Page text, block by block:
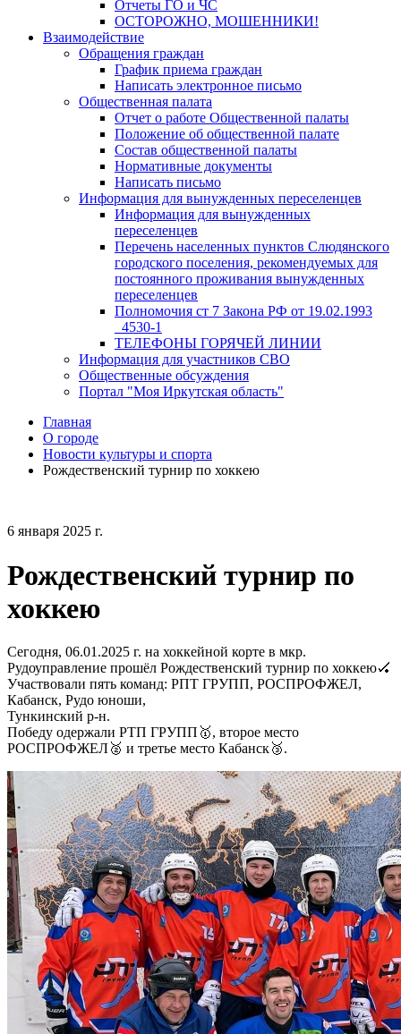
Отчеты ГО и ЧС
ОСТОРОЖНО, МОШЕННИКИ!
Взаимодействие
Обращения граждан
График приема граждан
Написать электронное письмо
Общественная палата
Отчет о работе Общественной палаты
Положение об общественной палате
Состав общественной палаты
Нормативные документы
Написать письмо
Информация для вынужденных переселенцев
Информация для вынужденных
переселенцев
Перечень населенных пунктов Слюдянского
городского поселения, рекомендуемых для
постоянного проживания вынужденных
переселенцев
Полномочия ст 7 Закона РФ от 19.02.1993
_4530-1
ТЕЛЕФОНЫ ГОРЯЧЕЙ ЛИНИИ
Информация для участников СВО
Общественные обсуждения
Портал "Моя Иркутская область"
Главная
О городе
Новости культуры и спорта
Рождественский турнир по хоккею
6 января 2025 г.
Рождественский турнир по
хоккею
Сегодня, 06.01.2025 г. на хоккейной корте в мкр.
Рудоуправление прошёл Рождественский турнир по хоккею🏑
Участвовали пять команд: РПТ ГРУПП, РОСПРОФЖЕЛ,
Кабанск, Рудо юноши,
Тункинский р-н.
Победу одержали РТП ГРУПП🥇, второе место
РОСПРОФЖЕЛ🥈 и третье место Кабанск🥉.